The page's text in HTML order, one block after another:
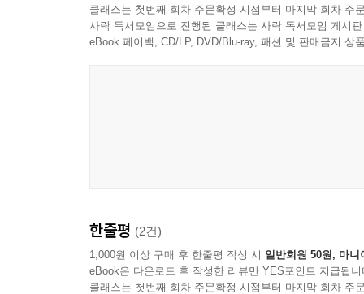
클래스는 첫번째 회차 주문확정 시점부터 마지막 회차 주
사락 독서모임으로 진행된 클래스는 사락 독서모임 게시
eBook 페이백, CD/LP, DVD/Blu-ray, 패션 및 판매금지 상
한줄평 (2건)
1,000원 이상 구매 후 한줄평 작성 시 일반회원 50원, 마니
eBook은 다운로드 후 작성한 리뷰만 YES포인트 지급됩니
클래스는 첫번째 회차 주문확정 시점부터 마지막 회차 주